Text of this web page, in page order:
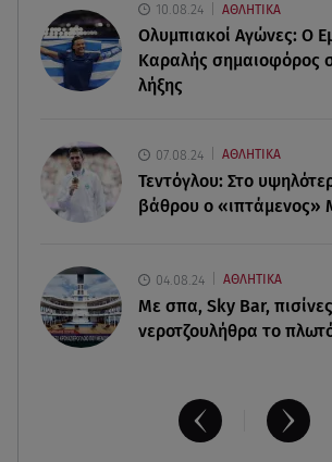
07.08.26 , 11:02
Ταϊλάνδη: Μαθητής άνοιξε πυρ σε
Τουλάχιστον 8 νεκροί
Μαρία Μενούνος: Τα στιγμιότυπα με
άρωμα και ο απολογισμός
10.08.24 ΑΘΛΗΤΙΚΑ
Ολυμπιακοί Αγώνες: Ο
Καραλής σημαιοφόρος
λήξης
07.08.24 ΑΘΛΗΤΙΚΑ
Τεντόγλου: Στο
βάθρου ο «ιπτάμενος»
04.08.24 ΑΘΛΗΤΙΚΑ
Με σπα, Sky Bar,
νεροτζουλήθρα το